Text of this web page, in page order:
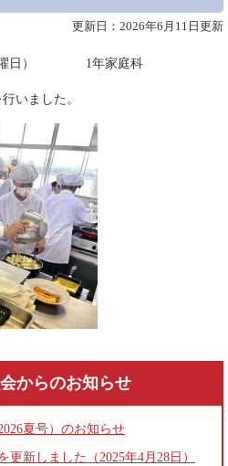
更新日：2026年6月11日更新
金曜日） 1年家庭科
いました。
からのお知らせ
夏号）のお知らせ
新しました（2025年4月28日）